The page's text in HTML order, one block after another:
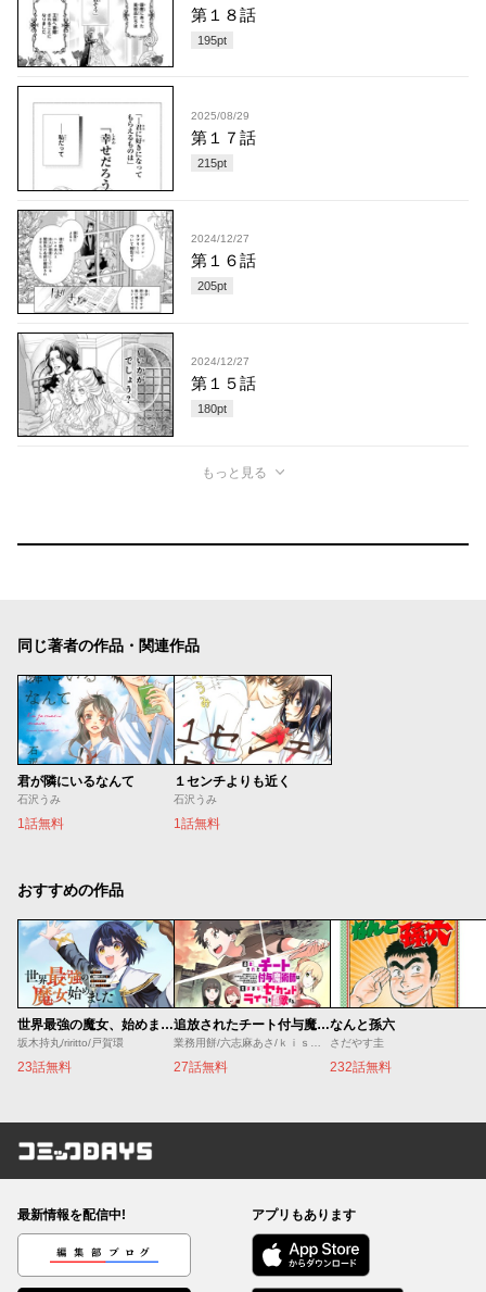
第１８話
195pt
2025/08/29
第１７話
215pt
2024/12/27
第１６話
205pt
2024/12/27
第１５話
180pt
もっと見る
同じ著者の作品・関連作品
君が隣にいるなんて
石沢うみ
1話無料
１センチよりも近く
石沢うみ
1話無料
おすすめの作品
世界最強の魔女、始めました ～私だけ『攻略サイト』を見れる世界で自由に生きます～
坂木持丸/riritto/戸賀環
23話無料
追放されたチート付与魔術師は気ままなセカンドライフを謳歌する。 ～俺は武器だけじゃなく、あらゆるものに『強化ポイント』を付与できるし、俺の意思でいつでも効果を解除できるけど、残った人たち大丈夫？～
業務用餅/六志麻あさ/ｋｉｓｕｉ
27話無料
なんと孫六
さだやす圭
232話無料
コミックDAYS
最新情報を配信中!
編集部ブログ
アプリもあります